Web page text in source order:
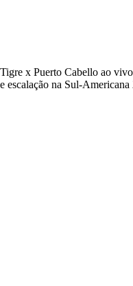
Tigre x Puerto Cabello ao
e escalação na Sul-Americana